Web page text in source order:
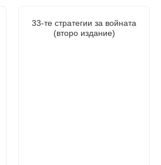
33-те стратегии за войната
(второ издание)